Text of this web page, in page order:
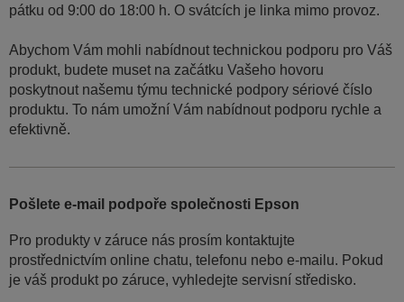
pátku od 9:00 do 18:00 h. O svátcích je linka mimo provoz.
Abychom Vám mohli nabídnout technickou podporu pro Váš
produkt, budete muset na začátku Vašeho hovoru
poskytnout našemu týmu technické podpory sériové číslo
produktu. To nám umožní Vám nabídnout podporu rychle a
efektivně.
Pošlete e-mail podpoře společnosti Epson
Pro produkty v záruce nás prosím kontaktujte
prostřednictvím online chatu, telefonu nebo e-mailu. Pokud
je váš produkt po záruce, vyhledejte servisní středisko.